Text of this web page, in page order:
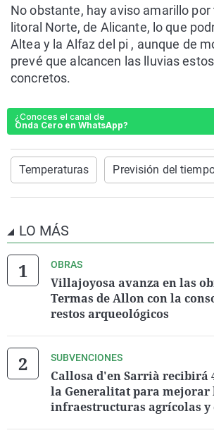
No obstante, hay aviso amarillo por
litoral Norte, de Alicante, lo que
Altea y la Alfaz del pi , aunque de
prevé que alcancen las lluvias
concretos.
¿Conoces el canal de
Onda Cero en WhatsApp?
Temperaturas Previsión del
LO MÁS
OBRAS
Villajoyosa avanza en las
Termas de Allon con la
restos arqueológicos
SUBVENCIONES
Callosa d'en Sarrià recibirá
la Generalitat para mejorar
infraestructuras agrícolas y